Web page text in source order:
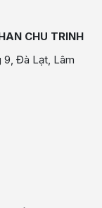
CHU TRINH
9, Đà Lạt, Lâm